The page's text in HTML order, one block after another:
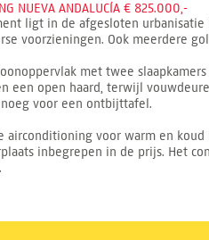
NUEVA ANDALUCÍA € 825.000,-
ligt in de afgesloten urbanisatie
voorzieningen. Ook meerdere
met twee
een open haard, terwijl
voor een ontbijttafel.
voor warm en
inbegrepen in de prijs. Het